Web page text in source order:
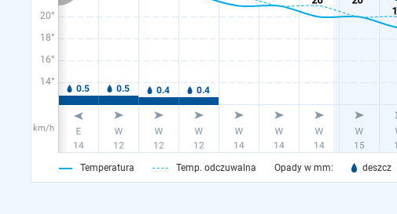
20°
18°
16°
14°
km/h
Temperatura Temp. odczuwalna Opady w mm: deszcz